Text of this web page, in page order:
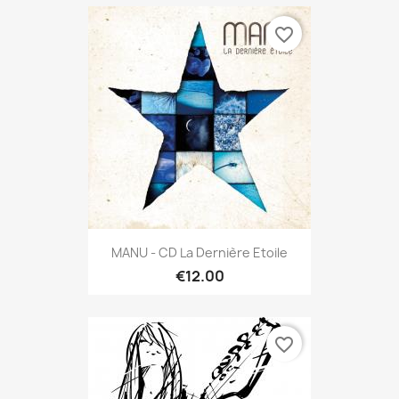
MANU - CD La Dernière Etoile
€12.00
favorite_border
favorite_border